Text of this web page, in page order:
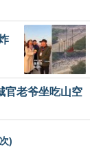
官老爷坐吃山空
次)